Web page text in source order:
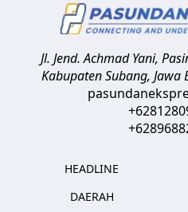
Jl. Jend. Achmad Yani,
Kabupaten Subang, Jawa
HEADLINE
DAERAH